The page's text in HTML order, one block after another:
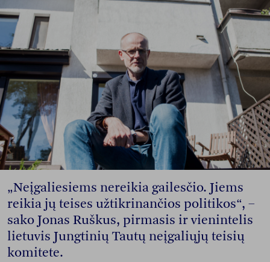
„Neįgaliesiems nereikia gailesčio. Jiems
reikia jų teises užtikrinančios politikos“, –
sako Jonas Ruškus, pirmasis ir vienintelis
lietuvis Jungtinių Tautų neįgaliųjų teisių
komitete.